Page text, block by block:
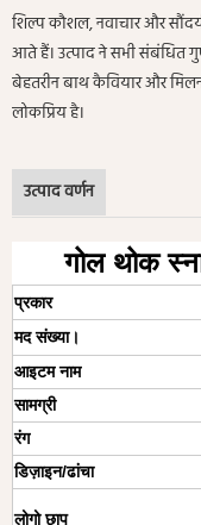
शिल्प कौशल, नवाचार और
आते हैं। उत्पाद ने सभी संबंधित
बेहतरीन बाथ कैवियार और
लोकप्रिय है।
उत्पाद वर्णन
गोल थोक
प्रकार
मद संख्या।
आइटम नाम
सामग्री
रंग
डिज़ाइन/ढांचा
लोगो छाप